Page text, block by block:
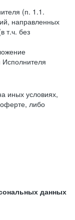
(п. 1.1.
направленных
т.ч. без
Исполнителя
иных условиях,
либо
данных